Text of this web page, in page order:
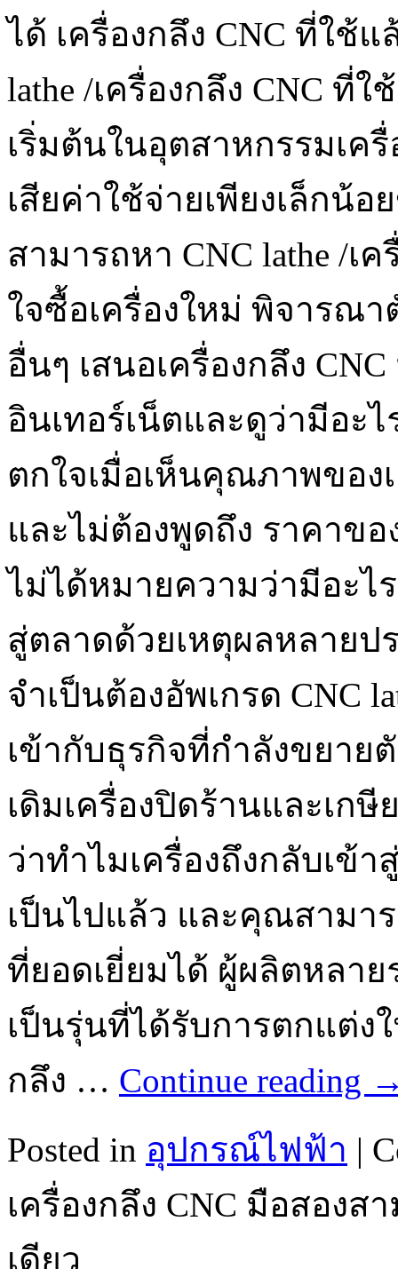
ได้ เครื่องกลึง CNC ที่ใช้
lathe /เครื่องกลึง CNC ที่
เริ่มต้นในอุตสาหกรรมเค
เสียค่าใช้จ่ายเพียงเล็กน้
สามารถหา CNC lathe /เ
ใจซื้อเครื่องใหม่ พิจารณ
อื่นๆ เสนอเครื่องกลึง
อินเทอร์เน็ตและดูว่ามีอะ
ตกใจเมื่อเห็นคุณภาพของ
และไม่ต้องพูดถึง ราคาขอ
ไม่ได้หมายความว่ามีอะไ
สู่ตลาดด้วยเหตุผลหลายป
จำเป็นต้องอัพเกรด CNC
เข้ากับธุรกิจที่กำลังขยาย
เดิมเครื่องปิดร้านและเก
ว่าทำไมเครื่องถึงกลับเข้
เป็นไปแล้ว และคุณสามา
ที่ยอดเยี่ยมได้ ผู้ผลิตหลาย
เป็นรุ่นที่ได้รับการตกแต่งใ
กลึง … Continue reading
Posted in อุปกรณ์ไฟฟ้า |
เครื่องกลึง CNC มือสองส
เดียว